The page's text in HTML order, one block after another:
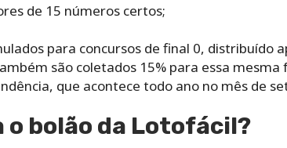
‌de‌ ‌15‌ ‌números certos;‌
‌para‌ ‌concursos‌ ‌de‌ ‌final‌ ‌0, distribuído‌
são‌ ‌coletados‌ ‌15%‌ ‌para‌ essa‌
‌que‌ acontece‌ ‌todo‌ ‌ano‌ ‌no‌ ‌mês‌ ‌de‌
‌bolão da Lotofácil?‌